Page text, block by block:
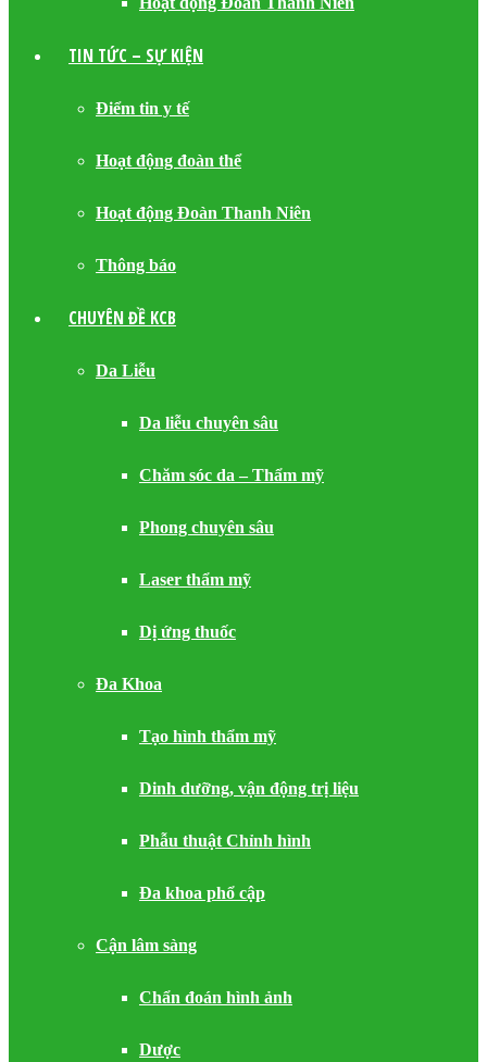
TIN TỨC – SỰ KIỆN
Điểm tin y tế
Hoạt động đoàn thể
Hoạt động Đoàn Thanh Niên
Thông báo
CHUYÊN ĐỀ KCB
Da Liễu
Da liễu chuyên sâu
Chăm sóc da – Thẩm mỹ
Phong chuyên sâu
Laser thẩm mỹ
Dị ứng thuốc
Đa Khoa
Tạo hình thẩm mỹ
Dinh dưỡng, vận động trị liệu
Phẫu thuật Chỉnh hình
Đa khoa phổ cập
Cận lâm sàng
Chẩn đoán hình ảnh
Dược